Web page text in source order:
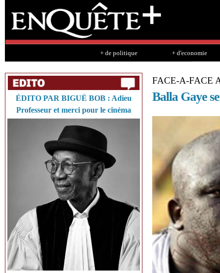
+ de politique + d'economie
ÉDITO PAR BIGUÉ BOB : Adieu
Professeur et merci pour le cinéma
FACE-A-FACE
Balla Gaye